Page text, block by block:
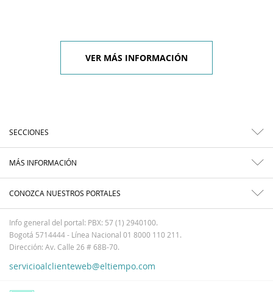
VER MÁS INFORMACIÓN
SECCIONES
MÁS INFORMACIÓN
CONOZCA NUESTROS PORTALES
Info general del portal: PBX: 57 (1) 2940100.
Bogotá 5714444 - Línea Nacional 01 8000 110 211.
Dirección: Av. Calle 26 # 68B-70.
servicioalclienteweb@eltiempo.com